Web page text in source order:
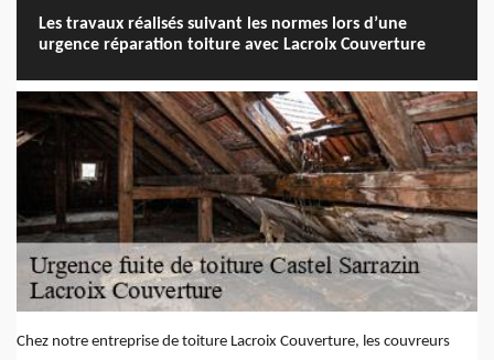
Les travaux réalisés suivant les normes lors d’une
urgence réparation toiture avec Lacroix Couverture
Chez notre entreprise de toiture Lacroix Couverture, les couvreurs